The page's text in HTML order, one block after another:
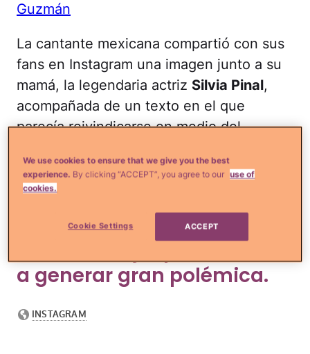
Guzmán
La cantante mexicana compartió con sus
fans en Instagram una imagen junto a su
mamá, la legendaria actriz Silvia Pinal,
acompañada de un texto en el que
parecía reivindicarse en medio del
respuesta de muchos internautas no fue
la que esperaba.
Alejandra Guzmán publicó
a generar gran polémica.
We use cookies to ensure that we give you the best
experience. By clicking “ACCEPT”, you agree to our use of
cookies.
Cookie Settings ACCEPT